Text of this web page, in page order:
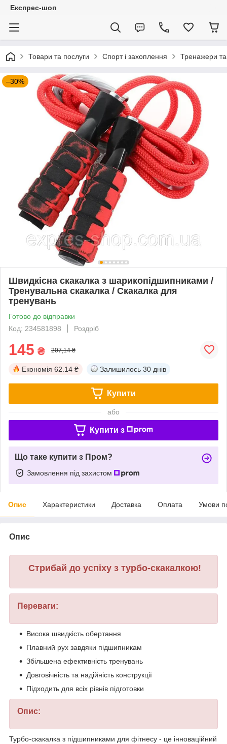
Експрес-шоп
Товари та послуги Спорт і захоплення Тренажери
–30%
Швидкісна скакалка з шарикопідшипниками /
Тренувальна скакалка / Скакалка для
тренувань
Готово до відправки
Код: 234581898
Роздріб
145 ₴ 207,14 ₴
Економія 62.14 ₴ Залишилось 30 днів
Купити
або
Купити з
Що таке купити з Пром?
Замовлення під захистом
Опис Характеристики Доставка Оплата Умови
Опис
Стрибай до успіху з турбо-скакалкою!
Переваги:
Висока швидкість обертання
Плавний рух завдяки підшипникам
Збільшена ефективність тренувань
Довговічність та надійність конструкції
Підходить для всіх рівнів підготовки
Опис:
Турбо-скакалка з підшипниками для фітнесу - це інноваційний